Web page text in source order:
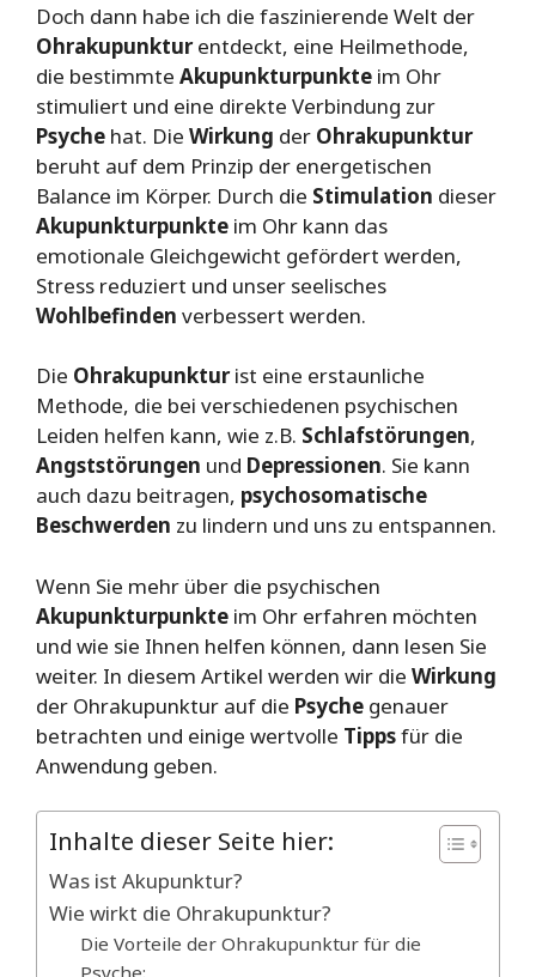
Doch dann habe ich die faszinierende Welt der
Ohrakupunkturentdeckt, eine Heilmethode,
die bestimmte Akupunkturpunkte im Ohr
stimuliert und eine direkte Verbindung zur
Psyche hat. Die Wirkung der Ohrakupunktur
beruht auf dem Prinzip der energetischen
Balance im Körper. Durch die Stimulation dieser
Akupunkturpunkte im Ohr kann das
emotionale Gleichgewicht gefördert werden,
Stress reduziert und unser seelisches
Wohlbefinden verbessert werden.
Die Ohrakupunkturist eine erstaunliche
Methode, die bei verschiedenen psychischen
Leiden helfen kann, wie z.B. Schlafstörungen,
Angststörungen und Depressionen. Sie kann
auch dazu beitragen, psychosomatische
Beschwerden zu lindern und uns zu entspannen.
Wenn Sie mehr über die psychischen
Akupunkturpunkte im Ohr erfahren möchten
und wie sie Ihnen helfen können, dann lesen Sie
weiter. In diesem Artikel werden wir die Wirkung
der Ohrakupunktur auf die Psyche genauer
betrachten und einige wertvolle Tippsfür die
Anwendung geben.
Inhalte dieser Seite hier:
Was ist Akupunktur?
Wie wirkt die Ohrakupunktur?
Die Vorteile der Ohrakupunktur für die